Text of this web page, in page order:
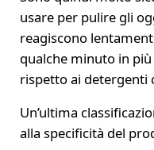
usare per pulire gli
reagiscono
qualche minuto in
rispetto ai detergenti
Un’ultima
alla specificità del